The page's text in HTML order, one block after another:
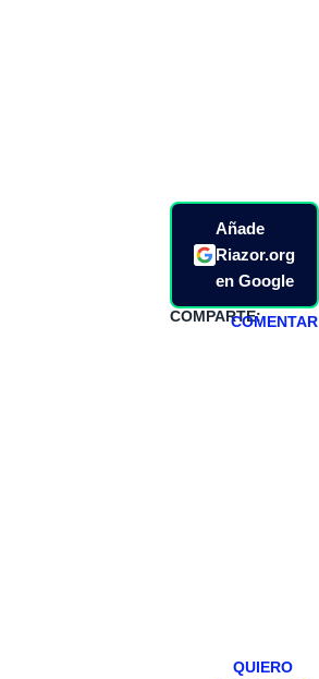
Añade
Riazor.org
en Google
COMPARTE:COMENTAR
QUIERO